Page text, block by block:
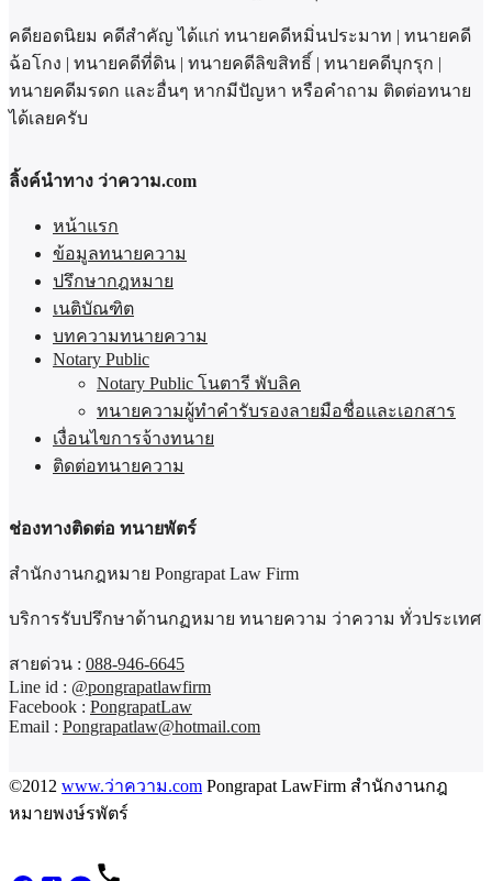
คดียอดนิยม คดีสำคัญ ได้แก่ ทนายคดีหมิ่นประมาท | ทนายคดี
ฉ้อโกง | ทนายคดีที่ดิน | ทนายคดีลิขสิทธิ์ | ทนายคดีบุกรุก |
ทนายคดีมรดก และอื่นๆ หากมีปัญหา หรือคำถาม ติดต่อทนาย
ได้เลยครับ
ลิ้งค์นำทาง ว่าความ.com
หน้าแรก
ข้อมูลทนายความ
ปรึกษากฎหมาย
เนติบัณฑิต
บทความทนายความ
Notary Public
Notary Public โนตารี พับลิค
ทนายความผู้ทำคำรับรองลายมือชื่อและเอกสาร
เงื่อนไขการจ้างทนาย
ติดต่อทนายความ
ช่องทางติดต่อ ทนายพัตร์
สำนักงานกฎหมาย Pongrapat Law Firm
บริการรับปรึกษาด้านกฏหมาย ทนายความ ว่าความ ทั่วประเทศ
สายด่วน : 088-946-6645
Line id : @pongrapatlawfirm
Facebook : PongrapatLaw
Email : Pongrapatlaw@hotmail.com
©2012 www.ว่าความ.com Pongrapat LawFirm สำนักงานกฎ
หมายพงษ์รพัตร์